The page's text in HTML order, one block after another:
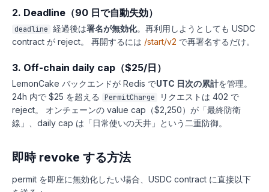
2. Deadline（90 日で自動失効）
deadline 経過後は署名が無効化。再利用しようとしても USDC
contract が reject。 再開するには /start/v2 で再署名するだけ。
3. Off-chain daily cap（$25/日）
LemonCake バックエンドが Redis でUTC 日次の累計を管理。
24h 内で $25 を超える
PermitCharge
リクエストは 402 で
reject。 オンチェーンの value cap（$2,250）が「最終防衛
線」、daily cap は「日常使いの天井」という二重防御。
即時 revoke する方法
permit を即座に無効化したい場合、USDC contract に直接以下